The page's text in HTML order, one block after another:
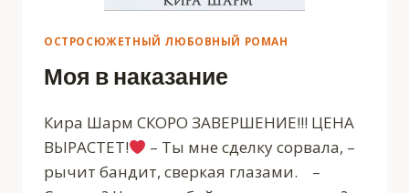
ОСТРОСЮЖЕТНЫЙ ЛЮБОВНЫЙ РОМАН
Моя в наказание
Кира Шарм СКОРО ЗАВЕРШЕНИЕ!!! ЦЕНА
ВЫРАСТЕТ!‍
‍ – Ты мне сделку сорвала, –
рычит бандит, сверкая глазами. –